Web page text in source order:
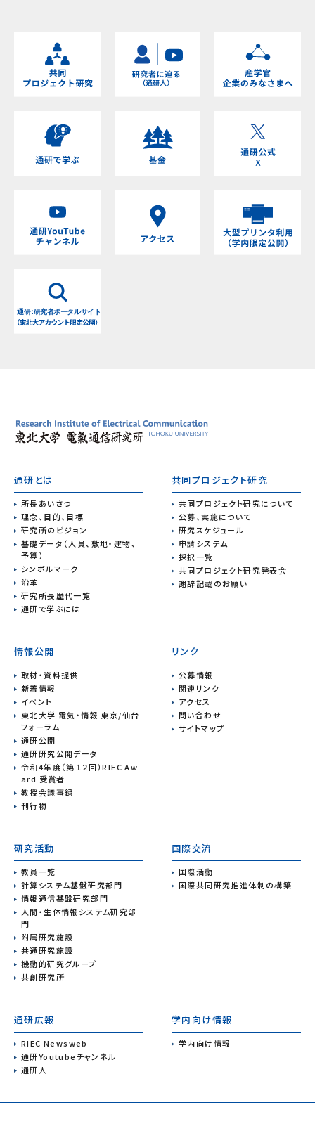
通研とは
所長あいさつ
理念、目的、目標
研究所のビジョン
基礎データ（人員、敷地・建物、
予算）
シンボルマーク
沿革
研究所長歴代一覧
通研で学ぶには
共同プロジェクト研究
共同プロジェクト研究について
公募、実施について
研究スケジュール
申請システム
採択一覧
共同プロジェクト研究発表会
謝辞記載のお願い
情報公開
取材・資料提供
新着情報
イベント
東北大学 電気・情報 東京/仙台
フォーラム
通研公開
通研研究公開データ
令和4年度（第１２回）RIEC Aw
ard 受賞者
教授会議事録
刊行物
リンク
公募情報
関連リンク
アクセス
問い合わせ
サイトマップ
研究活動
教員一覧
計算システム基盤研究部門
情報通信基盤研究部門
人間・生体情報システム研究部
門
附属研究施設
共通研究施設
機動的研究グループ
共創研究所
国際交流
国際活動
国際共同研究推進体制の構築
通研広報
RIEC Newsweb
通研Youtubeチャンネル
通研人
学内向け情報
学内向け情報